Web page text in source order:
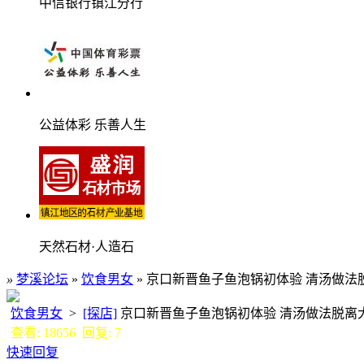
公益体彩 乐善人生
天然石材·人造石
» 梦溪论坛 » 饮食男女 » 京口新晋鱼子鱼泡锅初体验 清汤做法
饮食男女 > [探店] 京口新晋鱼子鱼泡锅初体验 清汤做法脱
查看: 18656 回复: 7
快速回复